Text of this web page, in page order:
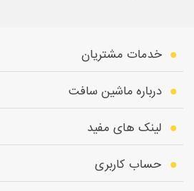
خدمات مشتریان
درباره ماشین سافت
لینک های مفید
حساب کاربری